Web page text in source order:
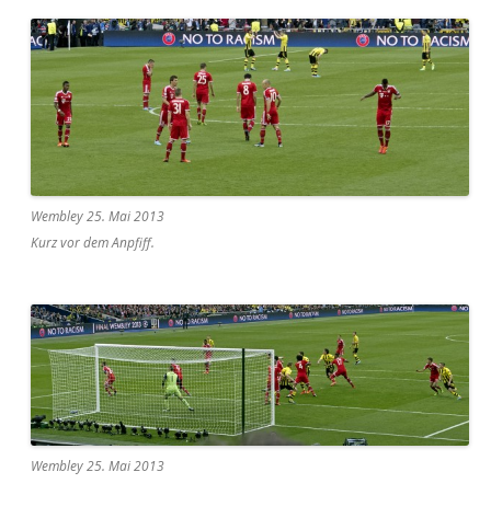
Wembley 25. Mai 2013
Kurz vor dem Anpfiff.
Wembley 25. Mai 2013